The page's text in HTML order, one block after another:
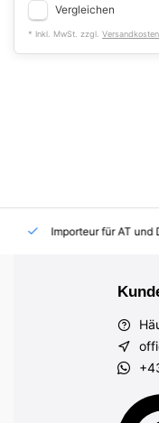
Vergleichen
* Inkl. MwSt. zzgl. Versandkosten
Importeur für AT und DE